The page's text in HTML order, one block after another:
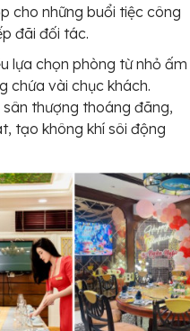
cho những buổi tiệc công
đãi đối tác.
lựa chọn phòng từ nhỏ ấm
chứa vài chục khách.
thượng thoáng đãng,
tạo không khí sôi động